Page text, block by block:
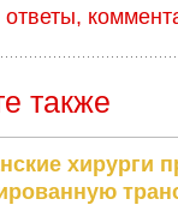
также
хирурги